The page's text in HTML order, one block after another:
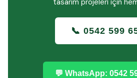
tasarım projeleri için
📞 0542 599
💬 WhatsApp: 0542